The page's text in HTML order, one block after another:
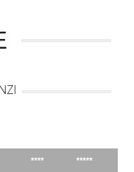
**** *****